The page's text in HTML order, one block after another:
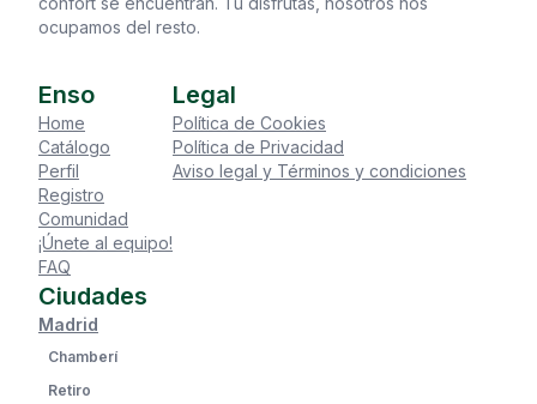
ocupamos del resto.
Enso
Home
Catálogo
Perfil
Registro
Comunidad
¡Únete al equipo!
FAQ
Legal
Política de Cookies
Política de Privacidad
Aviso legal y Términos y condiciones
Ciudades
Madrid
Chamberí
Retiro